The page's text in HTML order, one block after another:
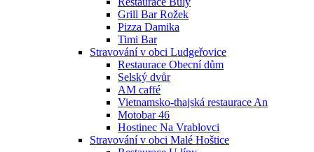
Grill Bar Rožek
Pizza Damika
Timi Bar
Stravování v obci Ludgeřovice
Restaurace Obecní dům
Selský dvůr
AM caffé
Vietnamsko-thajská restaurace An
Motobar 46
Hostinec Na Vrablovci
Stravování v obci Malé Hoštice